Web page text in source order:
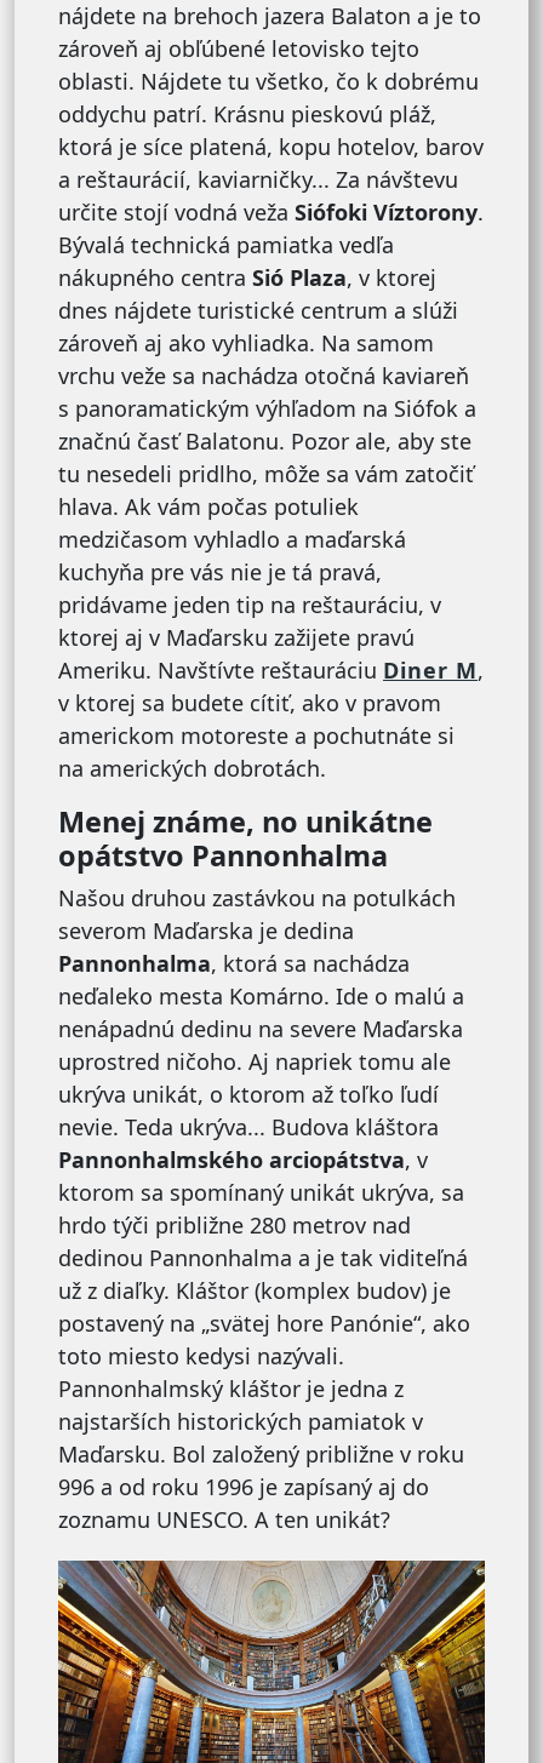
nájdete na brehoch jazera Balaton a je to
zároveň aj obľúbené letovisko tejto
oblasti. Nájdete tu všetko, čo k dobrému
oddychu patrí. Krásnu pieskovú pláž,
ktorá je síce platená, kopu hotelov, barov
a reštaurácií, kaviarničky... Za návštevu
určite stojí vodná veža Siófoki Víztorony.
Bývalá technická pamiatka vedľa
nákupného centra Sió Plaza, v ktorej
dnes nájdete turistické centrum a slúži
zároveň aj ako vyhliadka. Na samom
vrchu veže sa nachádza otočná kaviareň
s panoramatickým výhľadom na Siófok a
značnú časť Balatonu. Pozor ale, aby ste
tu nesedeli pridlho, môže sa vám zatočiť
hlava. Ak vám počas potuliek
medzičasom vyhladlo a maďarská
kuchyňa pre vás nie je tá pravá,
pridávame jeden tip na reštauráciu, v
ktorej aj v Maďarsku zažijete pravú
Ameriku. Navštívte reštauráciu Diner M,
v ktorej sa budete cítiť, ako v pravom
americkom motoreste a pochutnáte si
na amerických dobrotách.
Menej známe, no unikátne
opátstvo Pannonhalma
Našou druhou zastávkou na potulkách
severom Maďarska je dedina
Pannonhalma, ktorá sa nachádza
neďaleko mesta Komárno. Ide o malú a
nenápadnú dedinu na severe Maďarska
uprostred ničoho. Aj napriek tomu ale
ukrýva unikát, o ktorom až toľko ľudí
nevie. Teda ukrýva... Budova kláštora
Pannonhalmského arciopátstva, v
ktorom sa spomínaný unikát ukrýva, sa
hrdo týči približne 280 metrov nad
dedinou Pannonhalma a je tak viditeľná
už z diaľky. Kláštor (komplex budov) je
postavený na „svätej hore Panónie“, ako
toto miesto kedysi nazývali.
Pannonhalmský kláštor je jedna z
najstarších historických pamiatok v
Maďarsku. Bol založený približne v roku
996 a od roku 1996 je zapísaný aj do
zoznamu UNESCO. A ten unikát?